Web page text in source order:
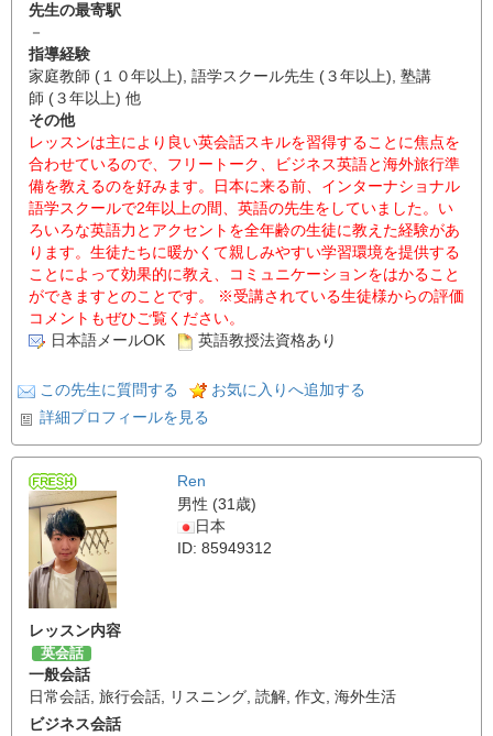
先生の最寄駅
－
指導経験
家庭教師 (１０年以上), 語学スクール先生 (３年以上), 塾講
師 (３年以上) 他
その他
レッスンは主により良い英会話スキルを習得することに焦点を
合わせているので、フリートーク、ビジネス英語と海外旅行準
備を教えるのを好みます。日本に来る前、インターナショナル
語学スクールで2年以上の間、英語の先生をしていました。い
ろいろな英語力とアクセントを全年齢の生徒に教えた経験があ
ります。生徒たちに暖かくて親しみやすい学習環境を提供する
ことによって効果的に教え、コミュニケーションをはかること
ができますとのことです。 ※受講されている生徒様からの評価
コメントもぜひご覧ください。
日本語メールOK
英語教授法資格あり
この先生に質問する
お気に入りへ追加する
詳細プロフィールを見る
Ren
男性 (31歳)
日本
ID: 85949312
レッスン内容
英会話
一般会話
日常会話 旅行会話 リスニング 読解 作文 海外生活
ビジネス会話